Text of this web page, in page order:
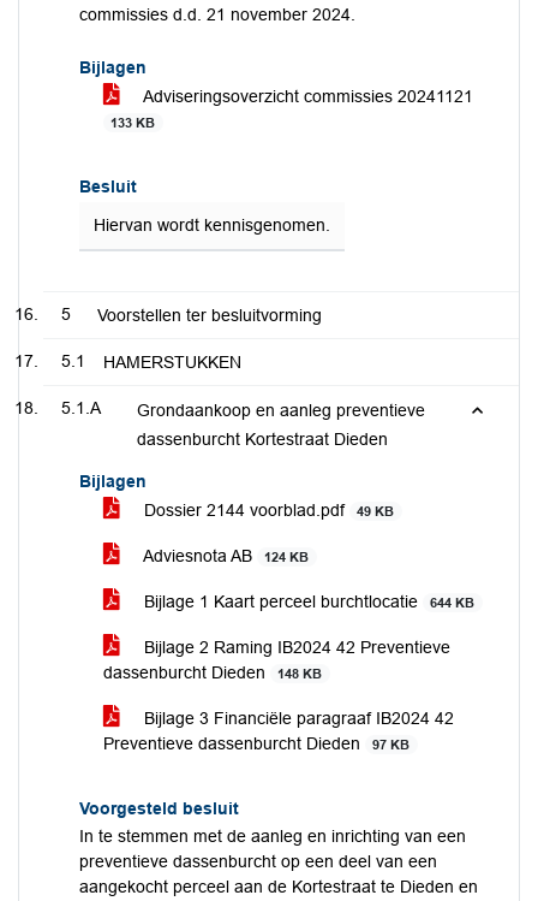
commissies d.d. 21 november 2024.
Bijlagen
Adviseringsoverzicht commissies 20241121
133 KB
Besluit
Hiervan wordt kennisgenomen.
5 Voorstellen ter besluitvorming
5.1 HAMERSTUKKEN
5.1.A
Grondaankoop en aanleg preventieve
dassenburcht Kortestraat Dieden
Bijlagen
Dossier 2144 voorblad.pdf
49 KB
Adviesnota AB 124 KB
Bijlage 1 Kaart perceel burchtlocatie 644 KB
Bijlage 2 Raming IB2024 42 Preventieve
dassenburcht Dieden
148 KB
Bijlage 3 Financiële paragraaf IB2024 42
Preventieve dassenburcht Dieden
97 KB
Voorgesteld besluit
In te stemmen met de aanleg en inrichting van een
preventieve dassenburcht op een deel van een
aangekocht perceel aan de Kortestraat te Dieden en